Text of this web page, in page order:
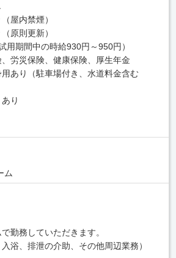
屋内禁煙）
原則更新）
用期間中の時給930円～950円）
、労災保険、健康保険、厚生年金
用あり（駐車場付き、水道料金含む
り
ム
勤務していただきます。
浴、排泄の介助、その他周辺業務）